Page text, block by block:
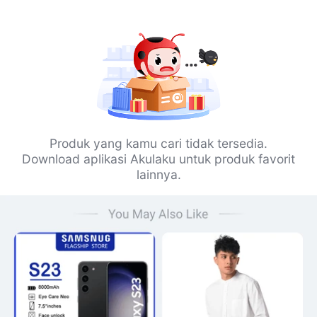
Produk yang kamu cari tidak tersedia.
Download aplikasi Akulaku untuk produk favorit
lainnya.